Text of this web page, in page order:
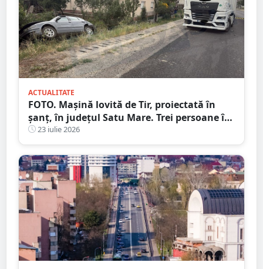
ACTUALITATE
FOTO. Mașină lovită de Tir, proiectată în
șanț, în județul Satu Mare. Trei persoane în
mașină, una la Urgență
23 iulie 2026